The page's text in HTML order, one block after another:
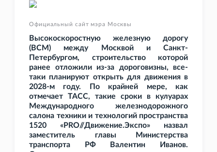
Официальный сайт мэра Москвы
Высокоскоростную железную дорогу
(ВСМ) между Москвой и Санкт-
Петербургом, строительство которой
ранее отложили из-за дороговизны, все-
таки планируют открыть для движения в
2028-м году. По крайней мере, как
отмечает ТАСС, такие сроки в кулуарах
Международного железнодорожного
салона техники и технологий пространства
1520 «PRO//Движение.Экспо» назвал
заместитель главы Министерства
транспорта РФ Валентин Иванов.